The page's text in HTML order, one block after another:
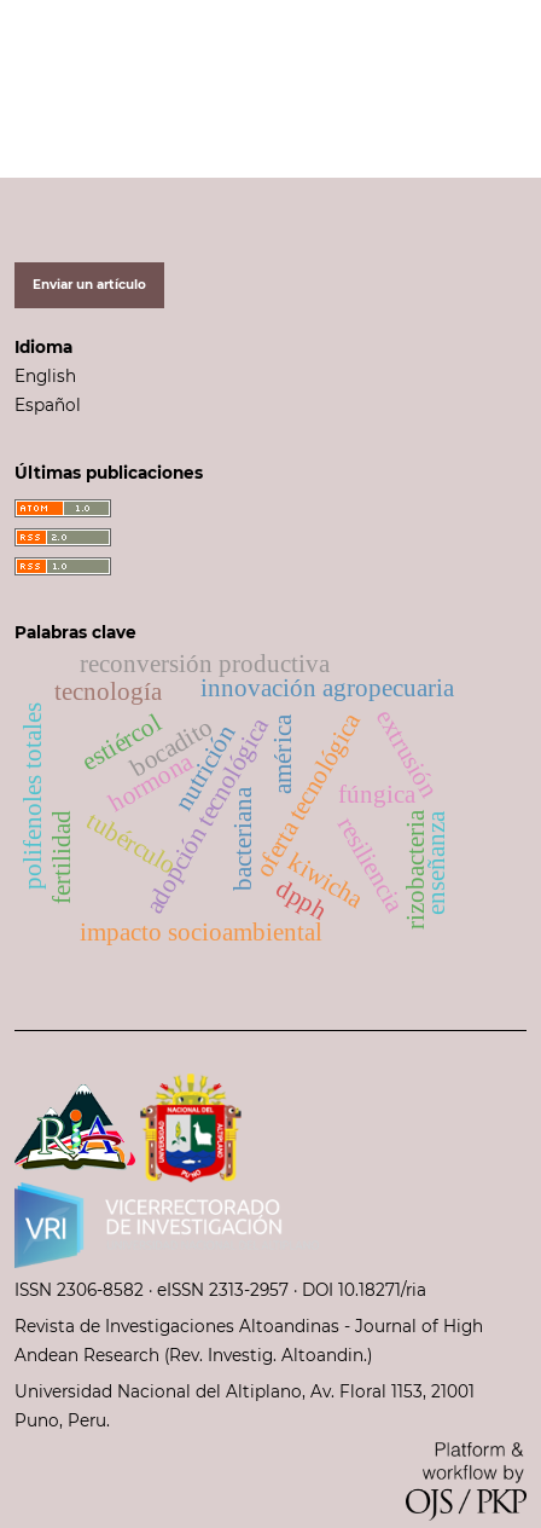
Enviar un artículo
Idioma
English
Español
Últimas publicaciones
Palabras clave
adopción tecnológicaoferta tecnológica
impacto socioambiental
innovación agropecuaria
resiliencia
reconversión productiva
rizobacteria
nutrición
tubérculo
hormona
kiwicha
bocadito extrusión
estiércol
bacteriana fúngica
fertilidad enseñanza
dpph
polifenoles totales américa
tecnología
ISSN 2306-8582 · eISSN 2313-2957 · DOI 10.18271/ria
Revista de Investigaciones Altoandinas - Journal of High
Andean Research (Rev. Investig. Altoandin.)
Universidad Nacional del Altiplano, Av. Floral 1153, 21001
Puno, Peru.